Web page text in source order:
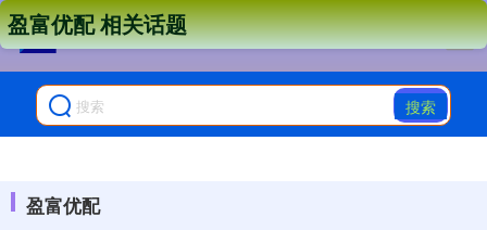
搜索
盈富优配
盈富优配 相关话题